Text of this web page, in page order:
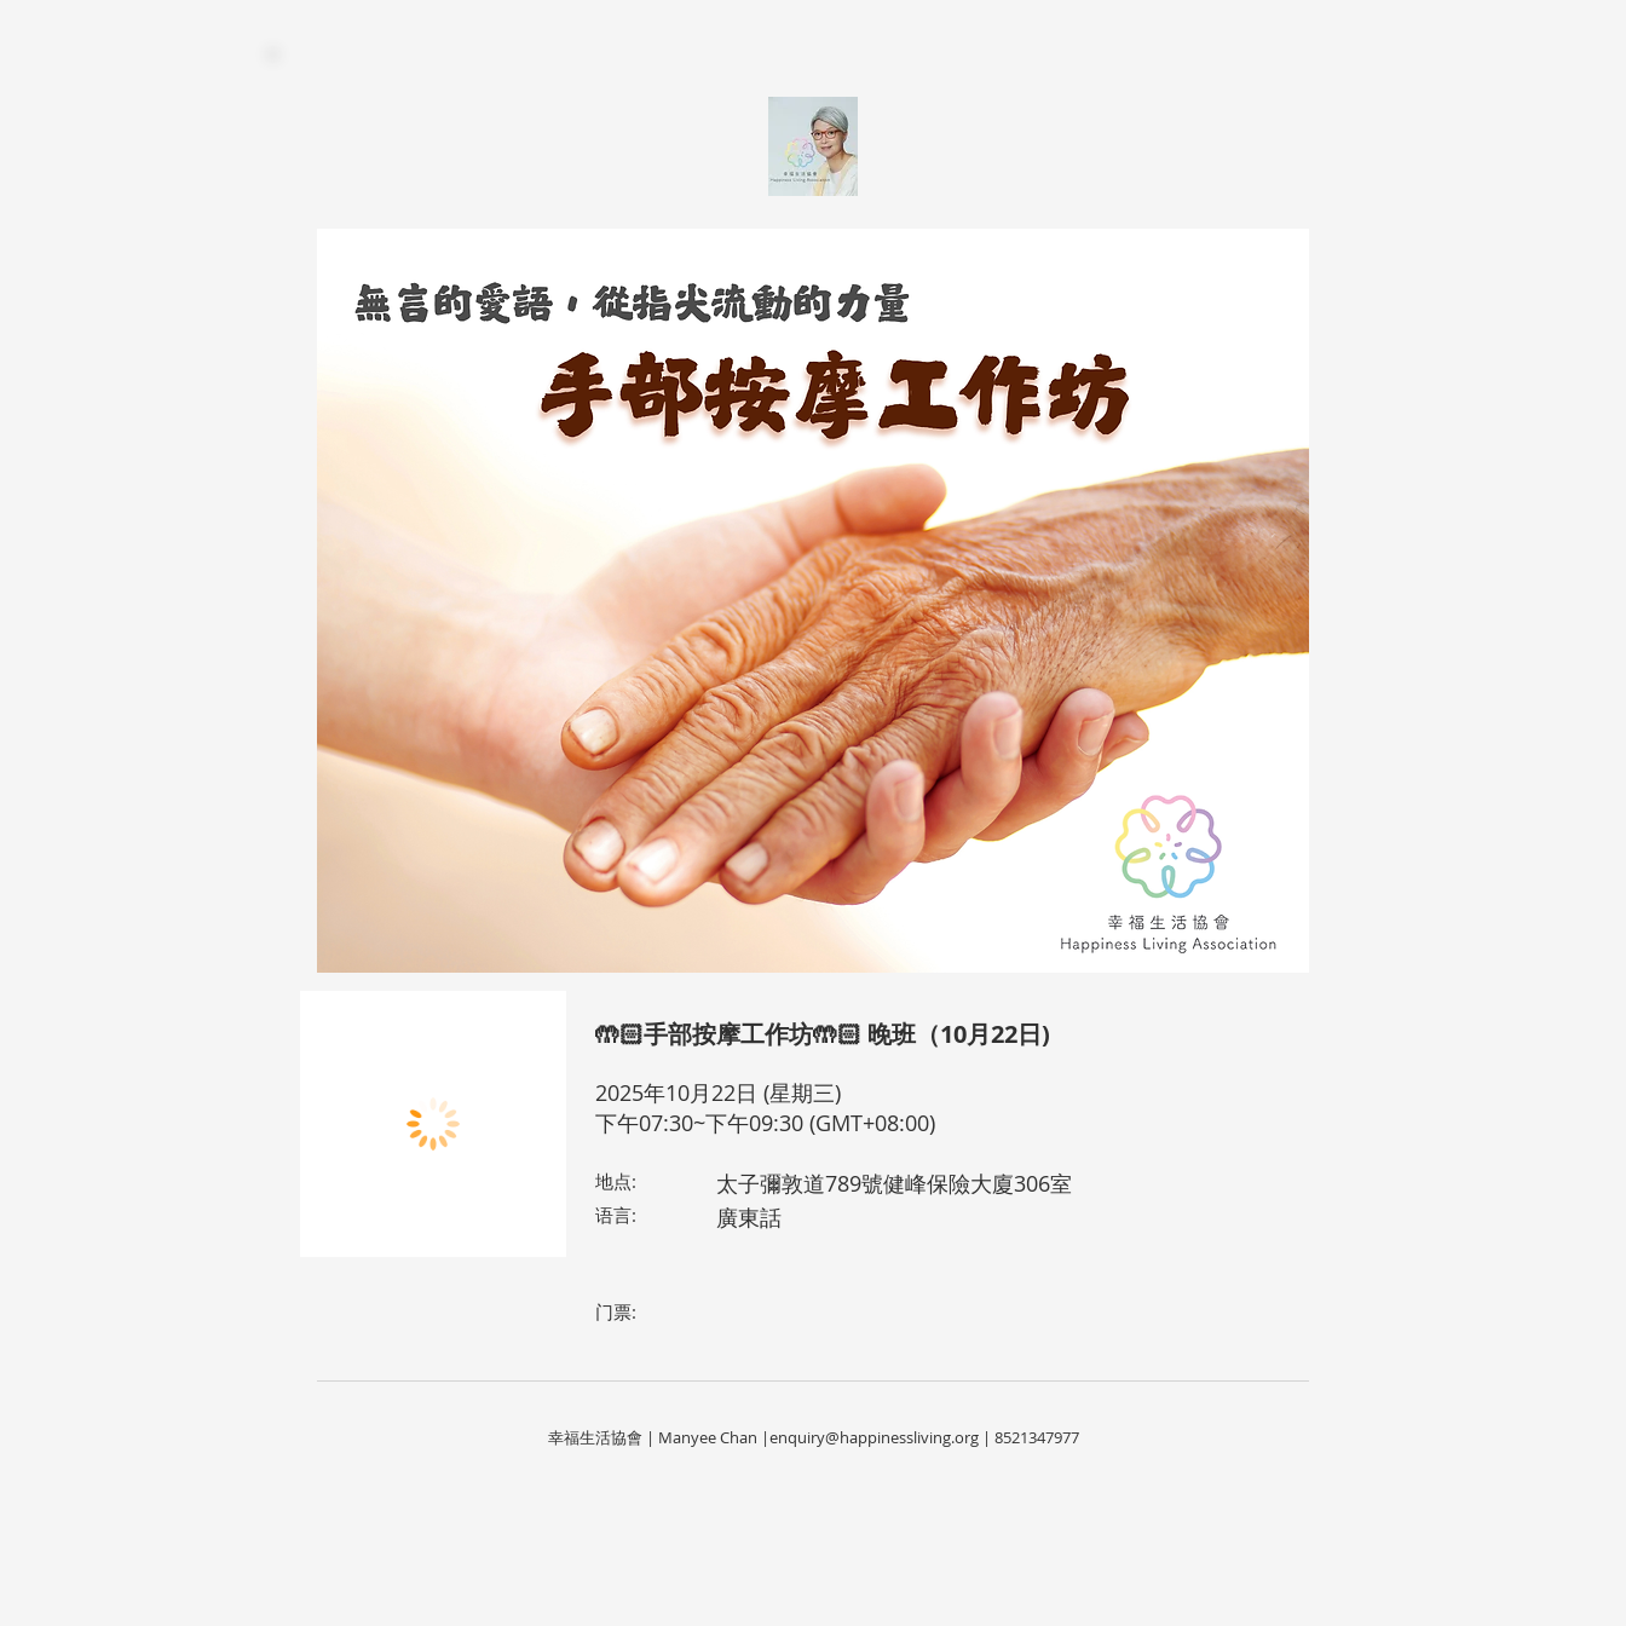
🤲🏻手部按摩工作坊🤲🏻 晚班（10月22日)
2025年10月22日 (星期三)
下午07:30~下午09:30 (GMT+08:00)
地点: 太子彌敦道789號健峰保險大廈306室
语言: 廣東話
门票:
幸福生活協會 | Manyee Chan |enquiry@happinessliving.org| 8521347977